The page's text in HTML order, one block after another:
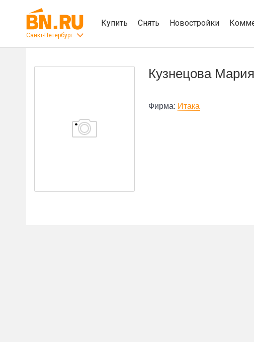
Санкт-Петербург
Купить Снять Новостройки
Кузнецова
Фирма: Итака